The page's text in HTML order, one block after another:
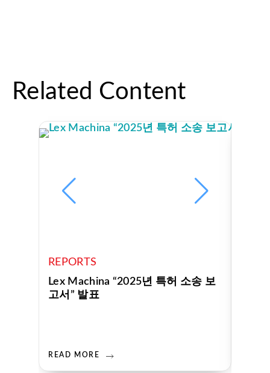
Related Content
REPORTS
Lex Machina “2025년 특허 소송 보
고서” 발표
READ MORE